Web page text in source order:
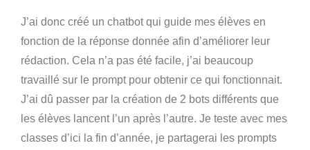
J’ai donc créé un chatbot qui guide mes élèves en
fonction de la réponse donnée afin d’améliorer leur
rédaction. Cela n’a pas été facile, j’ai beaucoup
travaillé sur le prompt pour obtenir ce qui fonctionnait.
J’ai dû passer par la création de 2 bots différents que
les élèves lancent l’un après l’autre. Je teste avec mes
classes d’ici la fin d’année, je partagerai les prompts